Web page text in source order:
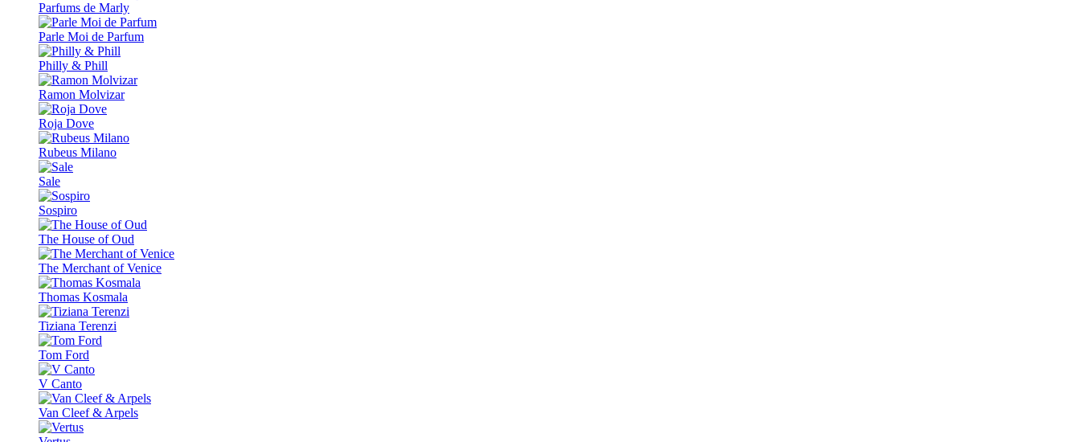
Parfums de Marly
Parle Moi de Parfum
Philly & Phill
Ramon Molvizar
Roja Dove
Rubeus Milano
Sale
Sospiro
The House of Oud
The Merchant of Venice
Thomas Kosmala
Tiziana Terenzi
Tom Ford
V Canto
Van Cleef & Arpels